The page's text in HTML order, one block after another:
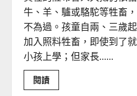
牛、羊、驢或駱駝等牲畜
不為過。孩童自兩、三歲
加入照料牲畜，即使到了
小孩上學；但家長......
閱讀Read
more